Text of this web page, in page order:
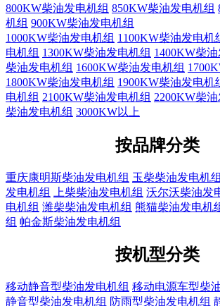
800KW柴油发电机组 850KW柴油发电机组
机组 900KW柴油发电机组
1000KW柴油发电机组 1100KW柴油发电机
电机组 1300KW柴油发电机组 1400KW柴
柴油发电机组 1600KW柴油发电机组
1800KW柴油发电机组 1900KW柴油发电机
电机组 2100KW柴油发电机组 2200KW柴
柴油发电机组 3000KW以上
按品牌分类
重庆康明斯柴油发电机组 玉柴柴油发电机组
发电机组
上柴柴油发电机组 沃尔沃柴油发
电机组 潍柴柴油发电机组 熊猫柴油发电机
组 帕金斯柴油发电机组
按机型分类
移动静音型柴油发电机组 移动电源车型柴
静音型柴油发电机组 防雨型柴油发电机组